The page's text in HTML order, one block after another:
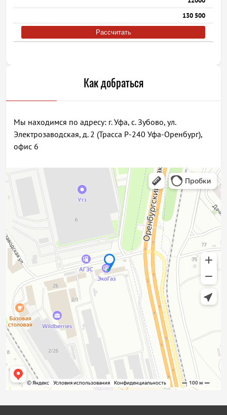
130 500
Рассчитать
Как добраться
Мы находимся по адресу: г. Уфа, с. Зубово, ул.
Электрозаводская, д. 2 (Трасса Р-240 Уфа-Оренбург),
офис 6